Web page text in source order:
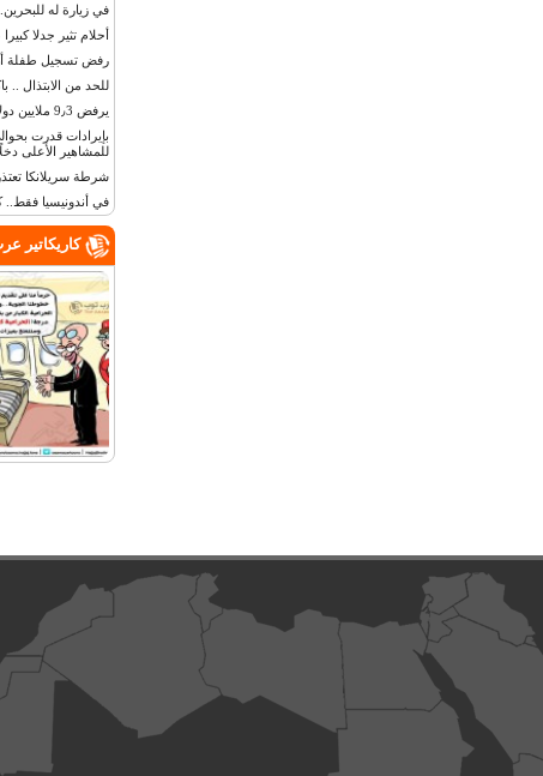
في زيارة له
أحلام تثير جدلا
رفض تسجيل طفلة
للحد من الابتذال ..
يرفض 9٫3 ملايين دولار مقابل لوحة أرقام سيارته
للمشاهير الأعلى
شرطة سريلانكا
في أندونيسيا
كاريكاتير